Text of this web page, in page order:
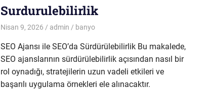
Surdurulebilirlik
Nisan 9, 2026 admin banyo
SEO Ajansı ile SEO’da Sürdürülebilirlik Bu makalede,
SEO ajanslarının sürdürülebilirlik açısından nasıl bir
rol oynadığı, stratejilerin uzun vadeli etkileri ve
başarılı uygulama örnekleri ele alınacaktır.